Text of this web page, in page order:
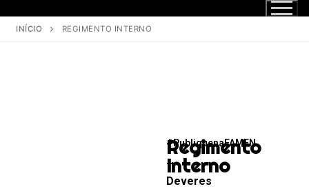
INÍCIO REGIMENTO INTERNO
#PubliquenaFAMEN
Regimento
Interno
1
–
Deveres